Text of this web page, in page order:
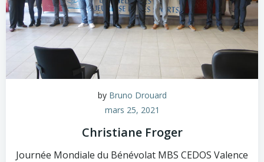
by Bruno Drouard
mars 25, 2021
Christiane Froger
Journée Mondiale du Bénévolat MBS CEDOS Valence